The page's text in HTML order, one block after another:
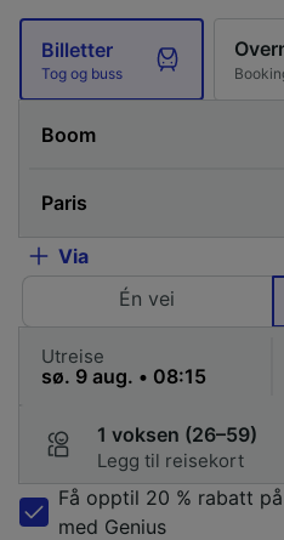
Billetter
Tog og buss
Via
Én vei
Utreise
1 voksen (26–59)
Legg til reisekort
Få opptil 20 % rabatt
med Genius